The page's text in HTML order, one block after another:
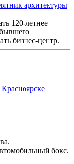
архитектуры
120-летнее
бывшего
бизнес-центр.
бокс.